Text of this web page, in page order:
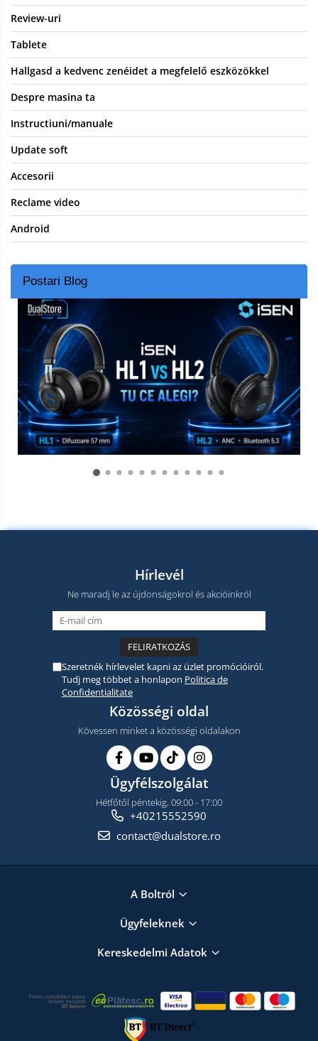
Review-uri
Tablete
Hallgasd a kedvenc zenéidet a megfelelő eszközökkel
Despre masina ta
Instructiuni/manuale
Update soft
Accesorii
Reclame video
Android
Postari Blog
Hírlevél
Ne maradj le az újdonságokrol és akcióinkról
Szeretnék hírlevelet kapni az üzlet promócióiról.
Tudj meg többet a honlapon Politica de
Confidentialitate
Közösségi oldal
Kövessen minket a közösségi oldalakon
Ügyfélszolgálat
Hétfőtől péntekig, 09:00 - 17:00
+40215552590
contact@dualstore.ro
A Boltról
Ügyfeleknek
Kereskedelmi Adatok